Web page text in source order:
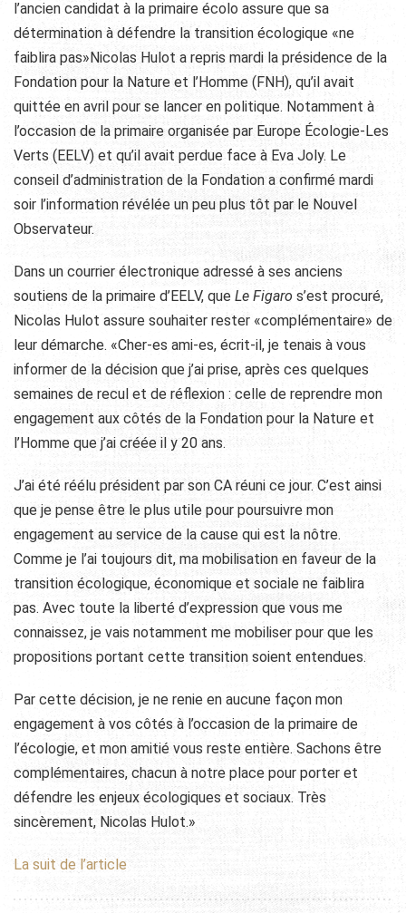
l’ancien candidat à la primaire écolo assure que sa
détermination à défendre la transition écologique «ne
faiblira pas»Nicolas Hulot a repris mardi la présidence de la
Fondation pour la Nature et l’Homme (FNH), qu’il avait
quittée en avril pour se lancer en politique. Notamment à
l’occasion de la primaire organisée par Europe Écologie-Les
Verts (EELV) et qu’il avait perdue face à Eva Joly. Le
conseil d’administration de la Fondation a confirmé mardi
soir l’information révélée un peu plus tôt par le Nouvel
Observateur.
Dans un courrier électronique adressé à ses anciens
soutiens de la primaire d’EELV, que Le Figaro s’est procuré,
Nicolas Hulot assure souhaiter rester «complémentaire» de
leur démarche. «Cher-es ami-es, écrit-il, je tenais à vous
informer de la décision que j’ai prise, après ces quelques
semaines de recul et de réflexion : celle de reprendre mon
engagement aux côtés de la Fondation pour la Nature et
l’Homme que j’ai créée il y 20 ans.
J’ai été réélu président par son CA réuni ce jour. C’est ainsi
que je pense être le plus utile pour poursuivre mon
engagement au service de la cause qui est la nôtre.
Comme je l’ai toujours dit, ma mobilisation en faveur de la
transition écologique, économique et sociale ne faiblira
pas. Avec toute la liberté d’expression que vous me
connaissez, je vais notamment me mobiliser pour que les
propositions portant cette transition soient entendues.
Par cette décision, je ne renie en aucune façon mon
engagement à vos côtés à l’occasion de la primaire de
l’écologie, et mon amitié vous reste entière. Sachons être
complémentaires, chacun à notre place pour porter et
défendre les enjeux écologiques et sociaux. Très
sincèrement, Nicolas Hulot.»
La suit de l’article